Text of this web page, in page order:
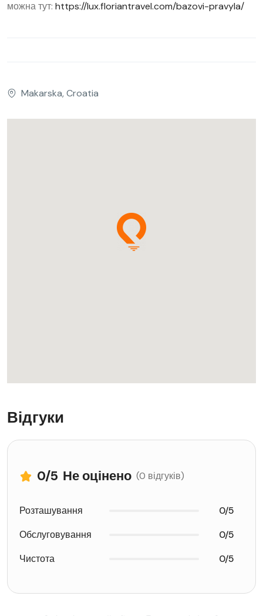
можна тут: https://lux.floriantravel.com/bazovi-pravyla/
Makarska, Croatia
Відгуки
0/5 Не оцінено (0 відгуків)
Розташування
0/5
Обслуговування
0/5
Чистота
0/5